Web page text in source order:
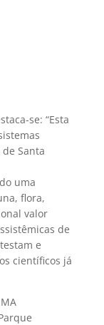
se: “Esta
Santa
uma
flora,
valor
de
e
científicos já